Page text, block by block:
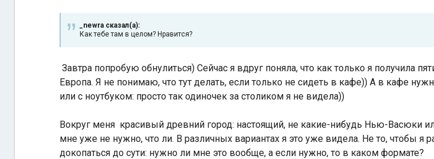
_newra сказал(а):
Как тебе там в целом? Нравится?
Завтра попробую обнулиться) Сейчас я вдруг поняла, что как только я получила
Европа. Я не понимаю, что тут делать, если только не сидеть в кафе)) А в кафе
или с ноутбуком: просто так одиночек за столиком я не видела))
Вокруг меня красивый древний город: настоящий, не какие-нибудь Нью-Васюки
мне уже не нужно, что ли. В различных вариантах я это уже видела. Не то, чтобы я
докопаться до сути: нужно ли мне это вообще, а если нужно, то в каком формате?